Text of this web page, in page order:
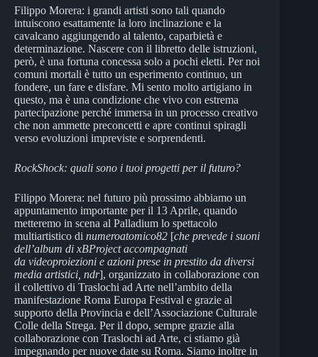
Filippo Morera: i grandi artisti sono tali quando
intuiscono esattamente la loro inclinazione e la
cavalcano aggiungendo al talento, caparbietà e
determinazione. Nascere con il libretto delle istruzioni,
però, è una fortuna concessa solo a pochi eletti. Per noi
comuni mortali è tutto un esperimento continuo, un
fondere, un fare e disfare. Mi sento molto artigiano in
questo, ma è una condizione che vivo con estrema
partecipazione perché immersa in un processo creativo
che non ammette preconcetti e apre continui spiragli
verso evoluzioni impreviste e sorprendenti.
RockShock: quali sono i tuoi progetti per il futuro?
Filippo Morera: nel futuro più prossimo abbiamo un
appuntamento importante per il 13 Aprile, quando
metteremo in scena al Palladium lo spettacolo
multiartistico di numeroatomico82 [che prevede i suoni
dell’album di xBProject accompagnati
da videoproiezioni e azioni prese in prestito da diversi
media artistici, ndr], organizzato in collaborazione con
il collettivo di Traslochi ad Arte nell’ambito della
manifestazione Roma Europa Festival e grazie al
supporto della Provincia e dell’Associazione Culturale
Colle della Strega. Per il dopo, sempre grazie alla
collaborazione con Traslochi ad Arte, ci stiamo già
impegnando per nuove date su Roma. Siamo inoltre in